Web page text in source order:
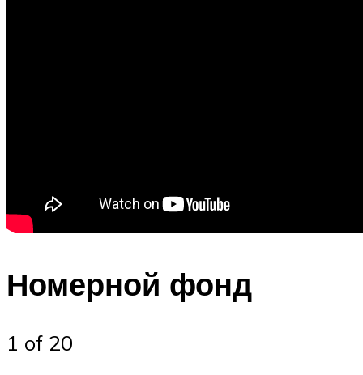
Номерной фонд
1 of 20